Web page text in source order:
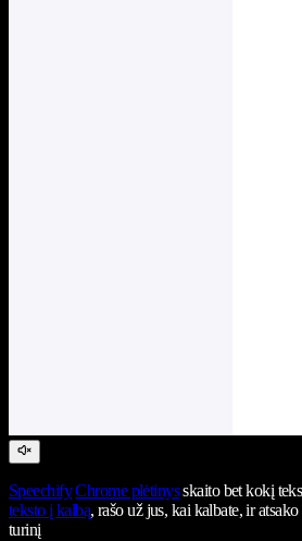
Speechify Chrome plėtinysskaito bet kokį
teksto į kalbą, rašo už jus, kai kalbate, ir
turinį